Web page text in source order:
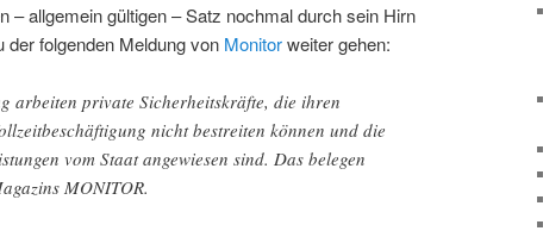
– allgemein gültigen – Satz nochmal durch sein Hirn
folgenden Meldung von Monitorweiter gehen:
arbeiten private Sicherheitskräfte, die ihren
nicht bestreiten können und die
vom Staat angewiesen sind. Das belegen
MONITOR.